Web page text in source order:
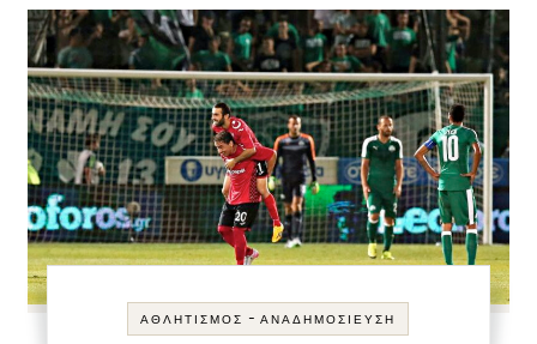
ΑΘΛΗΤΙΣΜΌΣ -ΑΝΑΔΗΜΟΣΊΕΥΣΗ